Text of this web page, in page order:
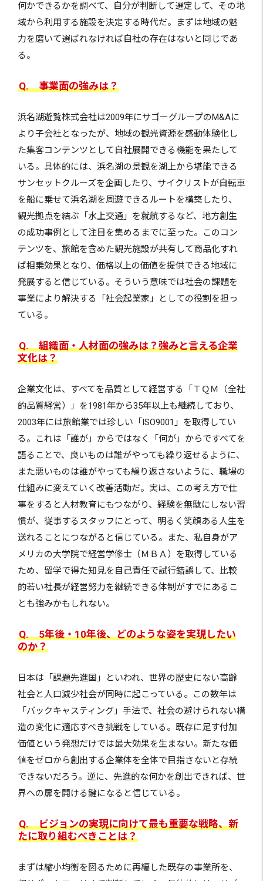
何かできるかを調べて、自分が判断して選定して、その地
域から利用する施設を決定する時代だ。まずは地域の魅
力を磨いて選ばれなければ自社の存在はないと同じであ
る。
Q. 事業面の強みは？
浜名湖遊覧株式会社は2009年にサゴーグループのM&Aに
より子会社となったが、地域の観光資源を感動体験化し
た集客コンテンツとして自社展開できる機能を果たして
いる。具体的には、浜名湖の景観を湖上から堪能できる
サンセットクルーズを企画したり、サイクリストが自転車
を船に乗せて浜名湖を周遊できるルートを構築したり、
観光拠点を結ぶ「水上交通」を就航するなど、地方創生
の成功事例として注目を集めるまでに至った。このコン
テンツを、旅館を含めた観光施設が共有して商品化すれ
ば相乗効果となり、価格以上の価値を提供できる地域に
発展すると信じている。そういう意味では社会の課題を
事業により解決する「社会起業家」としての役割を担っ
ている。
Q. 組織面・人材面の強みは？強みと言える企業
文化は？
企業文化は、すべてを品質として経営する「ＴＱＭ（全社
的品質経営）」を1981年から35年以上も継続しており、
2003年には旅館業では珍しい「ISO9001」を取得してい
る。これは「誰が」からではなく「何が」からですべてを
語ることで、良いものは誰がやっても繰り返せるように、
また悪いものは誰がやっても繰り返さないように、職場の
仕組みに変えていく改善活動だ。実は、この考え方で仕
事をすると人材教育にもつながり、経験を無駄にしない習
慣が、従事するスタッフにとって、明るく笑顔ある人生を
送れることにつながると信じている。また、私自身がア
メリカの大学院で経営学修士（ＭＢＡ）を取得している
ため、留学で得た知見を自己責任で試行錯誤して、比較
的若い社長が経営努力を継続できる体制がすでにあるこ
とも強みかもしれない。
Q. 5年後・10年後、どのような姿を実現したい
のか？
日本は「課題先進国」といわれ、世界の歴史にない高齢
社会と人口減少社会が同時に起こっている。この数年は
「バックキャスティング」手法で、社会の避けられない構
造の変化に適応すべき挑戦をしている。既存に足す付加
価値という発想だけでは最大効果を生まない。新たな価
値をゼロから創出する企業体を全体で目指さないと存続
できないだろう。逆に、先進的な何かを創出できれば、世
界への扉を開ける鍵になると信じている。
Q. ビジョンの実現に向けて最も重要な戦略、新
たに取り組むべきことは？
まずは縮小均衡を図るために再編した既存の事業所を、